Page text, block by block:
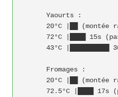
      Yaourts :
20°C |██ (montée
72°C |████ 15s
43°C |██████████
      Fromages :
20°C |██ (montée
72.5°C |████ 17s